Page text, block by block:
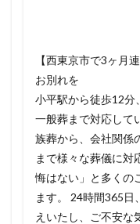
【西東京市で3ヶ月
お別れを
小平駅から徒歩12分
一般葬まで対応して
族葬から、会社関係
まで様々な葬儀に対
悔はない」と多くの
ます。 24時間365
えいたし、ご不安な